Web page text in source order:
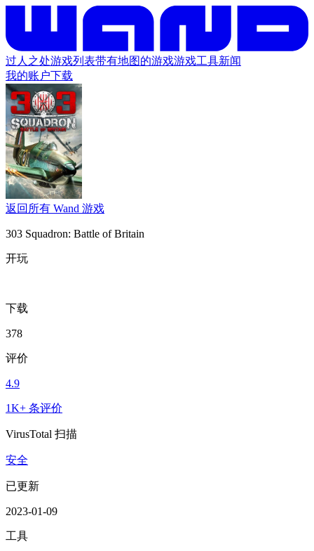
过人之处游戏列表带有地图的游戏游戏工具新闻
我的账户下载
返回所有 Wand 游戏
303 Squadron: Battle of Britain
开玩
下载
378
评价
4.9
1K+ 条评价
VirusTotal 扫描
安全
已更新
2023-01-09
工具